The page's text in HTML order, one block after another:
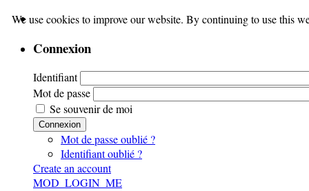
Connexion
Identifiant
Mot de passe
Se souvenir de moi
Connexion
Mot de passe oublié ?
Identifiant oublié ?
Create an account
MOD_LOGIN_ME
We use cookies to improve our website. By continuing to use this